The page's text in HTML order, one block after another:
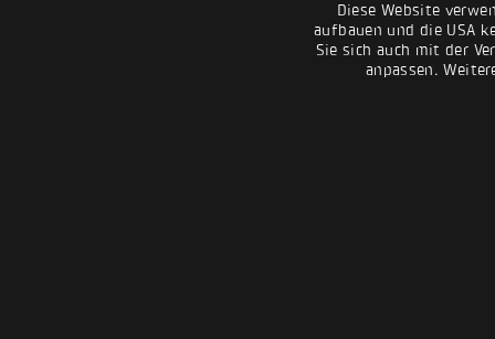
Diese Website
aufbauen und die USA
Sie sich auch mit der
anpassen.